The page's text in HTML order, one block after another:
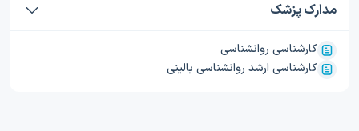
مدارک پزشک
کارشناسی روانشناسی
کارشناسی ارشد روانشناسی بالینی